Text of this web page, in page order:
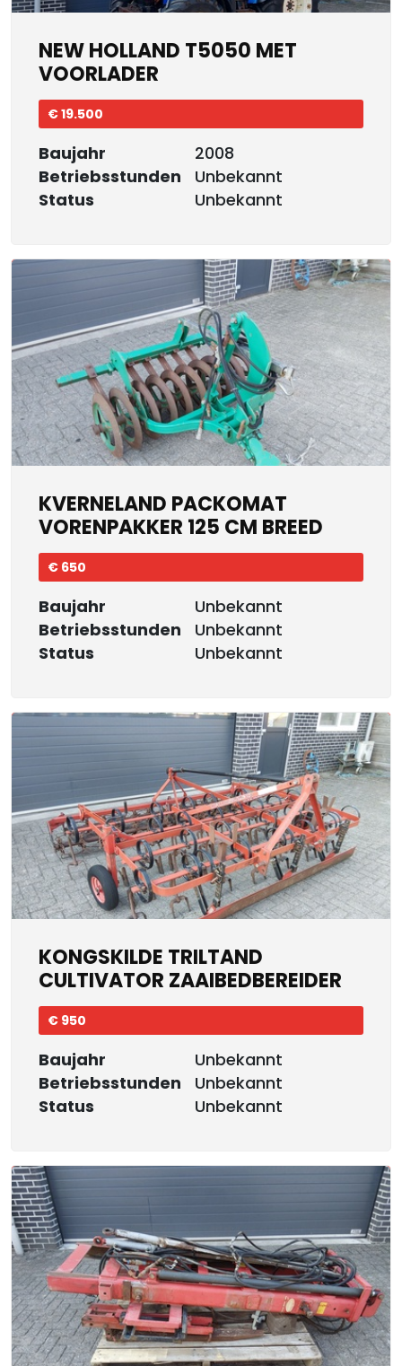
NEW HOLLAND T5050 MET
VOORLADER
€ 19.500
Baujahr
2008
Betriebsstunden
Unbekannt
Status
Unbekannt
KVERNELAND PACKOMAT
VORENPAKKER 125 CM BREED
€ 650
Baujahr
Unbekannt
Betriebsstunden
Unbekannt
Status
Unbekannt
KONGSKILDE TRILTAND
CULTIVATOR ZAAIBEDBEREIDER
€ 950
Baujahr
Unbekannt
Betriebsstunden
Unbekannt
Status
Unbekannt